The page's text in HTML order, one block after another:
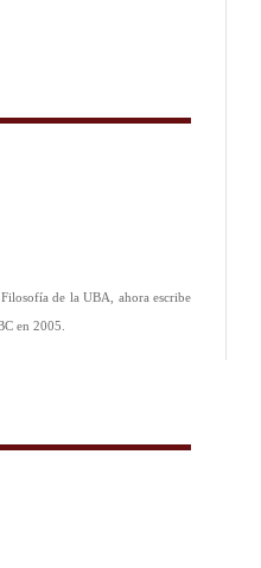
de la UBA, ahora escribe
en 2005.